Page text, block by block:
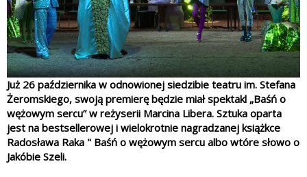
Już 26 października w odnowionej siedzibie teatru im. Stefana
Żeromskiego, swoją premierę będzie miał spektakl „Baśń o
wężowym sercu” w reżyserii Marcina Libera. Sztuka oparta
jest na bestsellerowej i wielokrotnie nagradzanej książkce
Radosława Raka " Baśń o wężowym sercu albo wtóre słowo o
Jakóbie Szeli.